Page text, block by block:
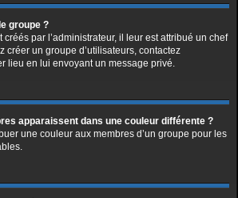
groupe ?
par l’administrateur, il leur est attribué un chef
créer un groupe d’utilisateurs, contactez
lieu en lui envoyant un message privé.
apparaissent dans une couleur différente ?
une couleur aux membres d’un groupe pour les